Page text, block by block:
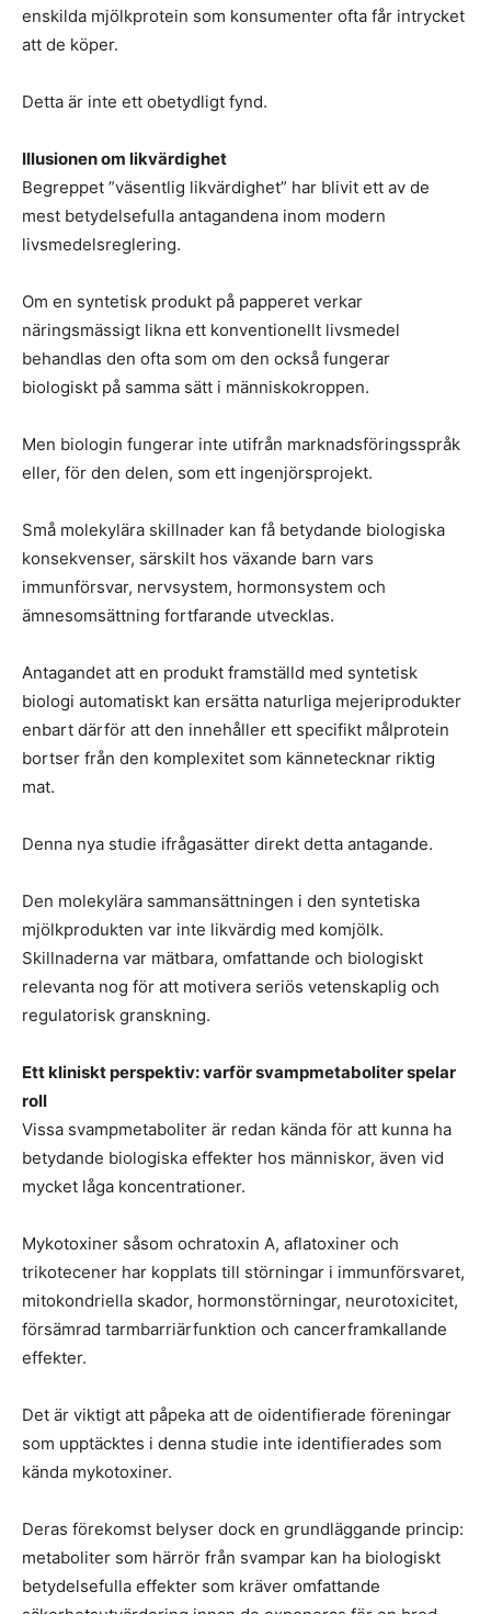
enskilda mjölkprotein som konsumenter ofta får intrycket
att de köper.
Detta är inte ett obetydligt fynd.
Illusionen om likvärdighet
Begreppet ”väsentlig likvärdighet” har blivit ett av de
mest betydelsefulla antagandena inom modern
livsmedelsreglering.
Om en syntetisk produkt på papperet verkar
näringsmässigt likna ett konventionellt livsmedel
behandlas den ofta som om den också fungerar
biologiskt på samma sätt i människokroppen.
Men biologin fungerar inte utifrån marknadsföringsspråk
eller, för den delen, som ett ingenjörsprojekt.
Små molekylära skillnader kan få betydande biologiska
konsekvenser, särskilt hos växande barn vars
immunförsvar, nervsystem, hormonsystem och
ämnesomsättning fortfarande utvecklas.
Antagandet att en produkt framställd med syntetisk
biologi automatiskt kan ersätta naturliga mejeriprodukter
enbart därför att den innehåller ett specifikt målprotein
bortser från den komplexitet som kännetecknar riktig
mat.
Denna nya studie ifrågasätter direkt detta antagande.
Den molekylära sammansättningen i den syntetiska
mjölkprodukten var inte likvärdig med komjölk.
Skillnaderna var mätbara, omfattande och biologiskt
relevanta nog för att motivera seriös vetenskaplig och
regulatorisk granskning.
Ett kliniskt perspektiv: varför svampmetaboliter spelar
roll
Vissa svampmetaboliter är redan kända för att kunna ha
betydande biologiska effekter hos människor, även vid
mycket låga koncentrationer.
Mykotoxiner såsom ochratoxin A, aflatoxiner och
trikotecener har kopplats till störningar i immunförsvaret,
mitokondriella skador, hormonstörningar, neurotoxicitet,
försämrad tarmbarriärfunktion och cancerframkallande
effekter.
Det är viktigt att påpeka att de oidentifierade föreningar
som upptäcktes i denna studie inte identifierades som
kända mykotoxiner.
Deras förekomst belyser dock en grundläggande princip:
metaboliter som härrör från svampar kan ha biologiskt
betydelsefulla effekter som kräver omfattande